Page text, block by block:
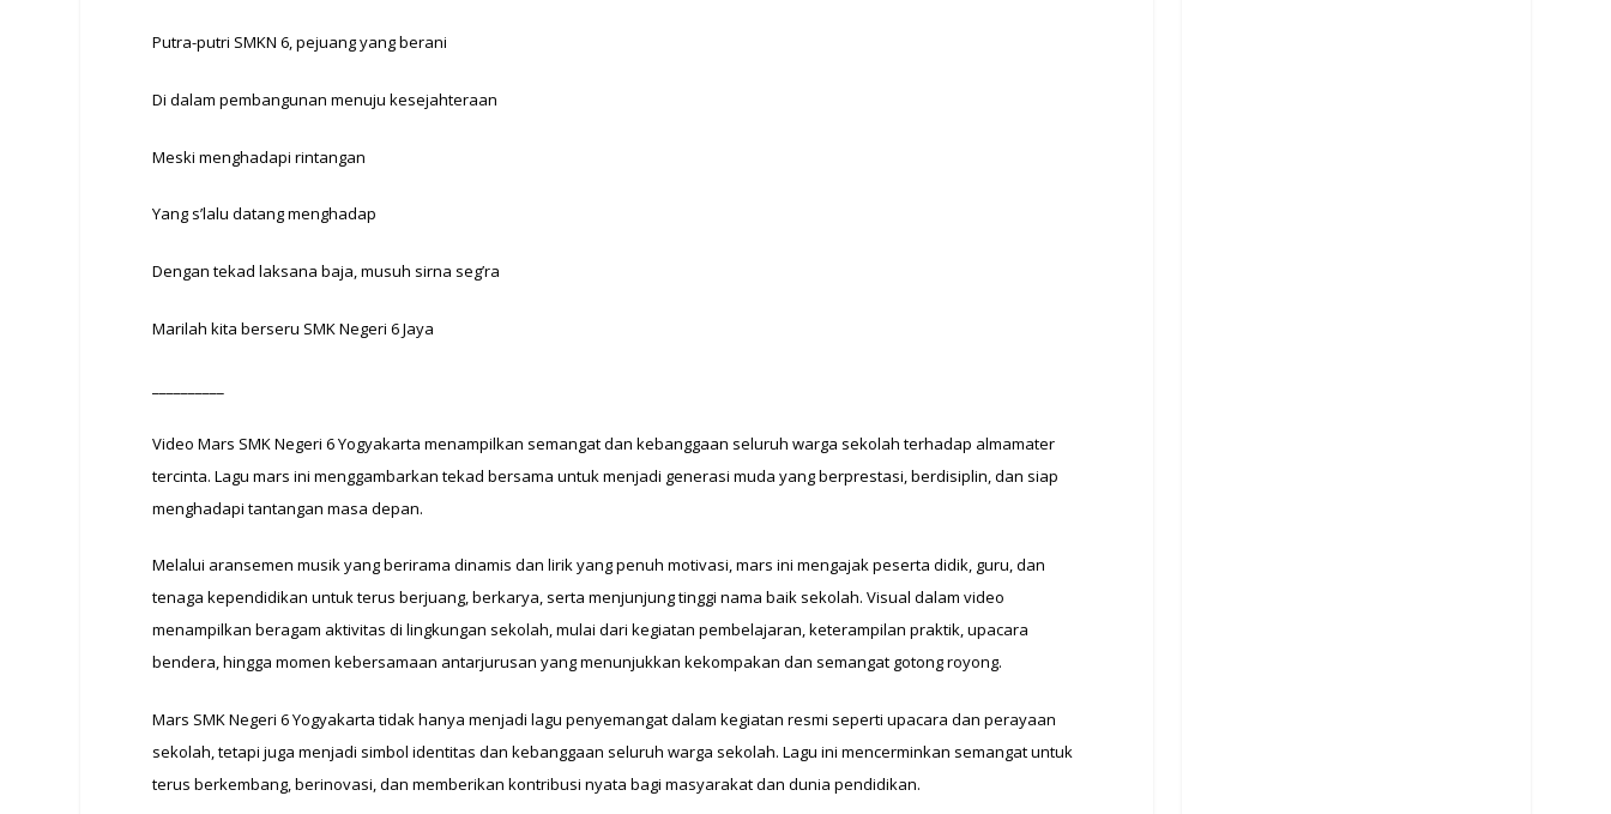
Putra-putri SMKN 6, pejuang yang berani
Di dalam pembangunan menuju kesejahteraan
Meski menghadapi rintangan
Yang s’lalu datang menghadap
Dengan tekad laksana baja, musuh sirna seg’ra
Marilah kita berseru SMK Negeri 6 Jaya
Video Mars SMK Negeri 6 Yogyakarta menampilkan semangat dan kebanggaan seluruh warga sekolah terhadap almamater
tercinta. Lagu mars ini menggambarkan tekad bersama untuk menjadi generasi muda yang berprestasi, berdisiplin, dan siap
menghadapi tantangan masa depan.
Melalui aransemen musik yang berirama dinamis dan lirik yang penuh motivasi, mars ini mengajak peserta didik, guru, dan
tenaga kependidikan untuk terus berjuang, berkarya, serta menjunjung tinggi nama baik sekolah. Visual dalam video
menampilkan beragam aktivitas di lingkungan sekolah, mulai dari kegiatan pembelajaran, keterampilan praktik, upacara
bendera, hingga momen kebersamaan antarjurusan yang menunjukkan kekompakan dan semangat gotong royong.
Mars SMK Negeri 6 Yogyakarta tidak hanya menjadi lagu penyemangat dalam kegiatan resmi seperti upacara dan perayaan
sekolah, tetapi juga menjadi simbol identitas dan kebanggaan seluruh warga sekolah. Lagu ini mencerminkan semangat untuk
terus berkembang, berinovasi, dan memberikan kontribusi nyata bagi masyarakat dan dunia pendidikan.